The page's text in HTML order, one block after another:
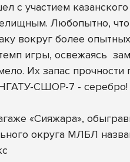
с участием
Любопытно,
вокруг более
игры, освежаясь
Их запас
НГАТУ-СШОР-7 - серебро!
«Сияжара»,
округа МЛБЛ